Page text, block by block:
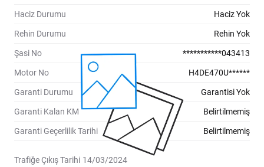
Haciz Durumu Haciz Yok
Rehin Durumu Rehin Yok
Şasi No ***********043413
Motor No H4DE470U******
Garanti Durumu Garantisi Yok
Garanti Kalan KM Belirtilmemiş
Garanti Geçerlilik Tarihi Belirtilmemiş
Trafiğe Çıkış Tarihi 14/03/2024